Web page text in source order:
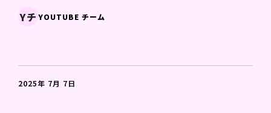
Yチ YOUTUBE チーム
2025年 7月 7日